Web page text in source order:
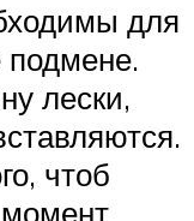
для
подмене.
лески,
чтоб